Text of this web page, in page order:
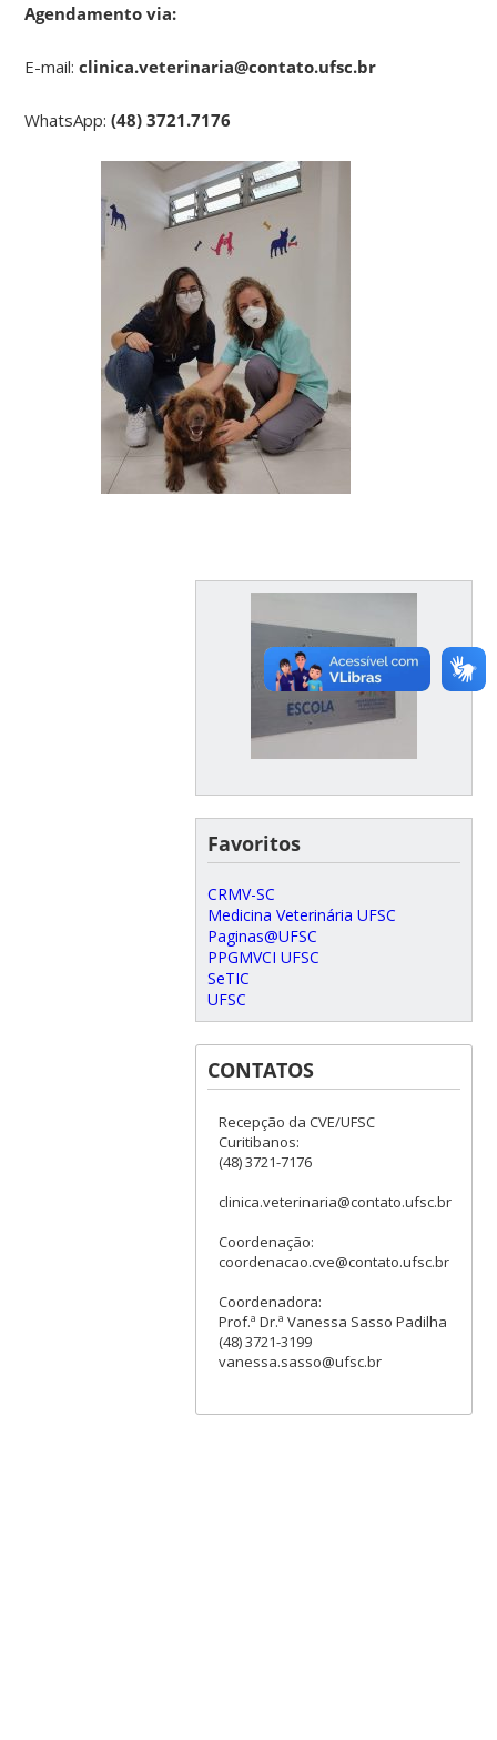
Agendamento via:
E-mail:clinica.veterinaria@contato.ufsc.br
WhatsApp:(48) 3721.7176
Favoritos
CRMV-SC
Medicina Veterinária UFSC
Paginas@UFSC
PPGMVCI UFSC
SeTIC
UFSC
CONTATOS
Recepção da CVE/UFSC
Curitibanos:
(48) 3721-7176
clinica.veterinaria@contato.ufsc.br
Coordenação:
coordenacao.cve@contato.ufsc.br
Coordenadora:
Prof.ª Dr.ª Vanessa Sasso Padilha
(48) 3721-3199
vanessa.sasso@ufsc.br